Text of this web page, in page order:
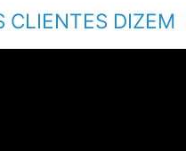
CLIENTES DIZEM